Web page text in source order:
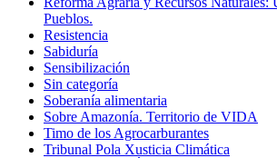
Pueblos.
Resistencia
Sabiduría
Sensibilización
Sin categoría
Soberanía alimentaria
Sobre Amazonía. Territorio de VIDA
Timo de los Agrocarburantes
Tribunal Pola Xusticia Climática